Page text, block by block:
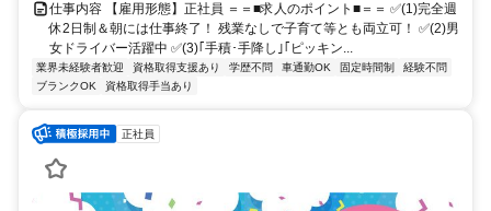
仕事内容 【雇用形態】正社員 ＝＝■求人のポイント■＝＝ ✅(1)完全週
休2日制＆朝には仕事終了！ 残業なしで子育て等とも両立可！ ✅(2)男
女ドライバー活躍中 ✅(3)｢手積･手降し｣｢ピッキン...
業界未経験者歓迎 資格取得支援あり 学歴不問 車通勤OK 固定時間制
経験不問
ブランクOK
資格取得手当あり
正社員